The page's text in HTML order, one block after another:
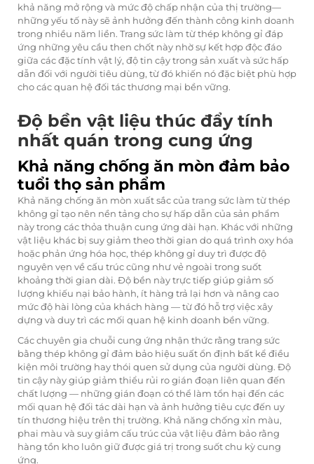
khả năng mở rộng và mức độ chấp nhận của thị trường—
những yếu tố này sẽ ảnh hưởng đến thành công kinh doanh
trong nhiều năm liền. Trang sức làm từ thép không gỉ đáp
ứng những yêu cầu then chốt này nhờ sự kết hợp độc đáo
giữa các đặc tính vật lý, độ tin cậy trong sản xuất và sức hấp
dẫn đối với người tiêu dùng, từ đó khiến nó đặc biệt phù hợp
cho các quan hệ đối tác thương mại bền vững.
Độ bền vật liệu thúc đẩy tính
nhất quán trong cung ứng
Khả năng chống ăn mòn đảm bảo
tuổi thọ sản phẩm
Khả năng chống ăn mòn xuất sắc của trang sức làm từ thép
không gỉ tạo nên nền tảng cho sự hấp dẫn của sản phẩm
này trong các thỏa thuận cung ứng dài hạn. Khác với những
vật liệu khác bị suy giảm theo thời gian do quá trình oxy hóa
hoặc phản ứng hóa học, thép không gỉ duy trì được độ
nguyên vẹn về cấu trúc cũng như vẻ ngoài trong suốt
khoảng thời gian dài. Độ bền này trực tiếp giúp giảm số
lượng khiếu nại bảo hành, ít hàng trả lại hơn và nâng cao
mức độ hài lòng của khách hàng — từ đó hỗ trợ việc xây
dựng và duy trì các mối quan hệ kinh doanh bền vững.
Các chuyên gia chuỗi cung ứng nhận thức rằng trang sức
bằng thép không gỉ đảm bảo hiệu suất ổn định bất kể điều
kiện môi trường hay thói quen sử dụng của người dùng. Độ
tin cậy này giúp giảm thiểu rủi ro gián đoạn liên quan đến
chất lượng — những gián đoạn có thể làm tổn hại đến các
mối quan hệ đối tác dài hạn và ảnh hưởng tiêu cực đến uy
tín thương hiệu trên thị trường. Khả năng chống xỉn màu,
phai màu và suy giảm cấu trúc của vật liệu đảm bảo rằng
hàng tồn kho luôn giữ được giá trị trong suốt chu kỳ cung
ứng.